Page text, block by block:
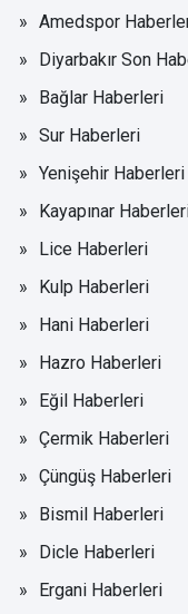
Amedspor
Diyarbakır Son
Bağlar Haberleri
Sur Haberleri
Yenişehir Haberleri
Kayapınar
Lice Haberleri
Kulp Haberleri
Hani Haberleri
Hazro Haberleri
Eğil Haberleri
Çermik Haberleri
Çüngüş Haberleri
Bismil Haberleri
Dicle Haberleri
Ergani Haberleri